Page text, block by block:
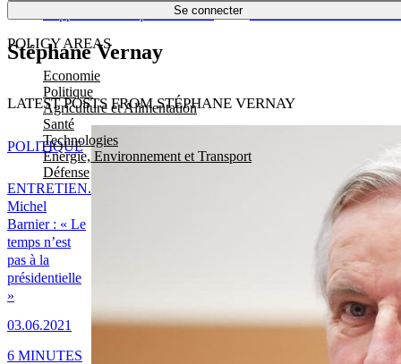
Se connecter
POLICY AREAS
Economie
Politique
Agriculture et Alimentation
Santé
Technologies
Energie, Environnement et Transport
Défense
Économie
Stéphane Vernay
LATEST POSTS FROM STÉPHANE VERNAY
ENTRETIEN.
Michel
Barnier : « Le
temps n’est
pas à la
présidentielle
»
03.06.2021
POLITIQUE
6 MINUTES